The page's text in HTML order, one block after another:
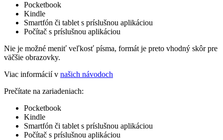
Pocketbook
Kindle
Smartfón či tablet s príslušnou aplikáciou
Počítač s príslušnou aplikáciou
Nie je možné meniť veľkosť písma, formát je preto vhodný skôr pre
väčšie obrazovky.
Viac informácií v našich návodoch
Prečítate na zariadeniach:
Pocketbook
Kindle
Smartfón či tablet s príslušnou aplikáciou
Počítač s príslušnou aplikáciou